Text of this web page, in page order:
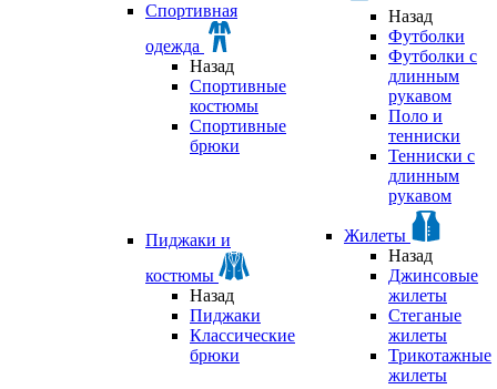
Спортивная
одежда
Назад
Спортивные
костюмы
Спортивные
брюки
Назад
Футболки
Футболки с
длинным
рукавом
Поло и
тенниски
Тенниски с
длинным
рукавом
Пиджаки и
костюмы
Назад
Пиджаки
Классические
брюки
Жилеты
Назад
Джинсовые
жилеты
Стеганые
жилеты
Трикотажные
жилеты